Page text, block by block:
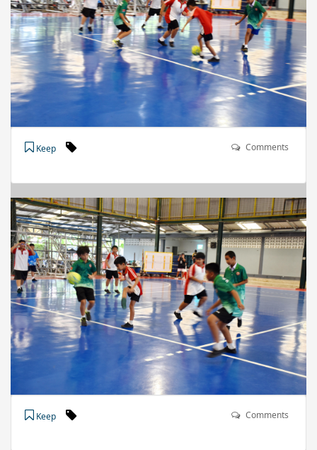
Keep Comments
Keep Comments